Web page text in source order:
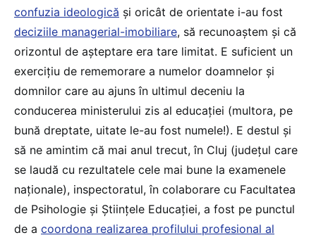
confuzia ideologică și oricât de orientate i-au fost
deciziile managerial-imobiliare, să recunoaștem și că
orizontul de așteptare era tare limitat. E suficient un
exercițiu de rememorare a numelor doamnelor și
domnilor care au ajuns în ultimul deceniu la
conducerea ministerului zis al educației (multora, pe
bună dreptate, uitate le-au fost numele!). E destul și
să ne amintim că mai anul trecut, în Cluj (județul care
se laudă cu rezultatele cele mai bune la examenele
naționale), inspectoratul, în colaborare cu Facultatea
de Psihologie și Științele Educației, a fost pe punctul
de a coordona realizarea profilului profesional al